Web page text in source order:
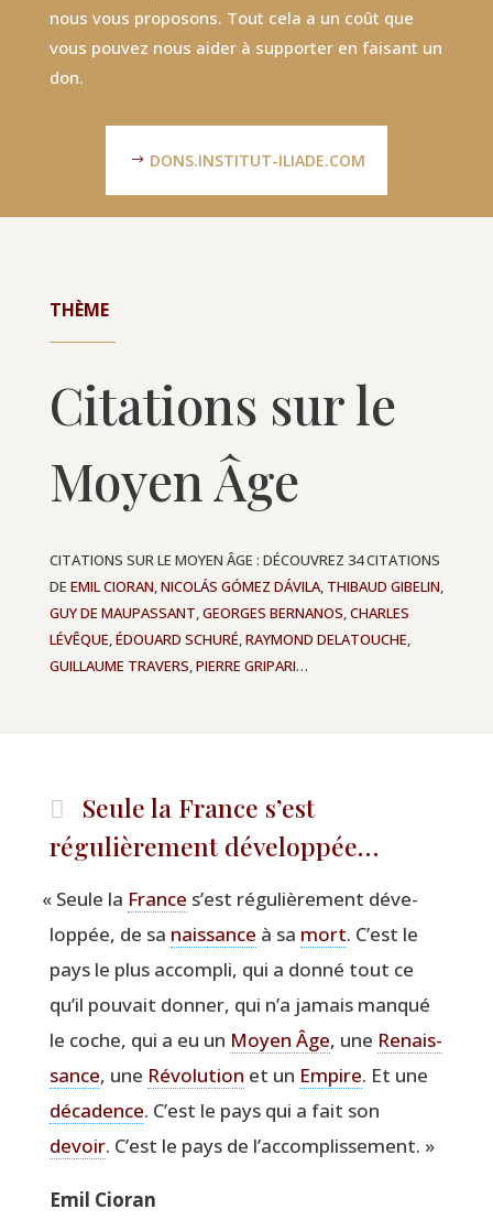
nous vous proposons. Tout cela a un coût que
vous pouvez nous aider à supporter en faisant un
don.
DONS.INSTITUT-ILIADE.COM
THÈME
Citations sur le
Moyen Âge
CITATIONS SUR LE MOYEN ÂGE : DÉCOUVREZ 34 CITATIONS
DE EMIL CIORAN,NICOLÁS GÓMEZ DÁVILA, THIBAUD GIBELIN,
GUY DE MAUPASSANT,GEORGES BERNANOS,CHARLES
LÉVÊQUE,ÉDOUARD SCHURÉ,RAYMOND DELATOUCHE,
GUILLAUME TRAVERS,PIERRE GRIPARI…
Seule la France s’est
régulièrement développée…
« Seule la France s’est régu­liè­re­ment déve­
lop­pée, de sa nais­sance à sa mort. C’est le
pays le plus accom­pli, qui a don­né tout ce
qu’il pou­vait don­ner, qui n’a jamais man­qué
le coche, qui a eu un Moyen Âge, une Renais­
sance, une Révo­lu­tion et un Empire. Et une
déca­dence. C’est le pays qui a fait son
devoir. C’est le pays de l’accomplissement. »
Emil Cio­ran